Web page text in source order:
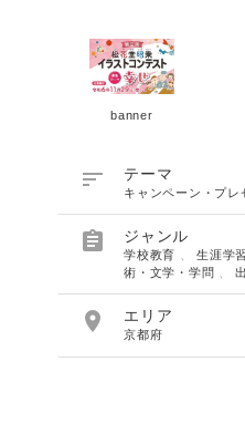
banner
 テーマ
キャンペーン・プレ
 ジャンル
学校教育 、生涯学
術・文学・学問
、
 エリア
京都府